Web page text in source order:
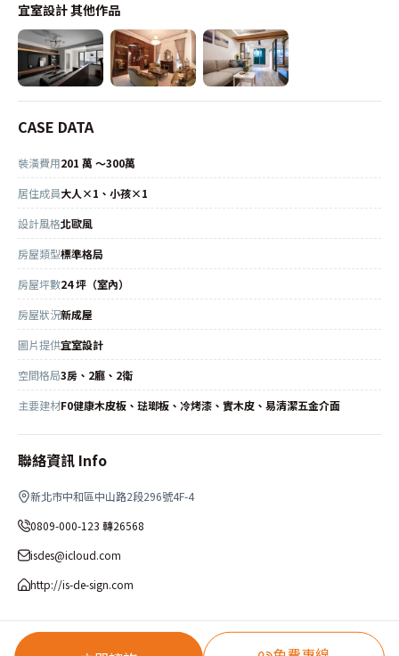
宜室設計其他作品
CASE DATA
裝潢費用201 萬 ～300萬
居住成員大人×1、小孩×1
設計風格北歐風
房屋類型標準格局
房屋坪數24 坪（室內）
房屋狀況新成屋
圖片提供宜室設計
空間格局3房、2廳、2衛
主要建材F0健康木皮板、琺瑯板、冷烤漆、實木皮、易清潔五金介面
聯絡資訊 Info
新北市中和區中山路2段296號4F-4
0809-000-123 轉26568
isdes@icloud.com
http://is-de-sign.com